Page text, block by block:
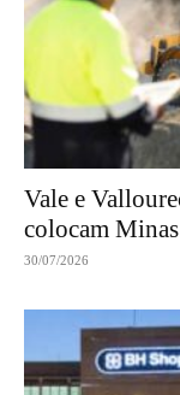
Vale e
colocam
30/07/2026